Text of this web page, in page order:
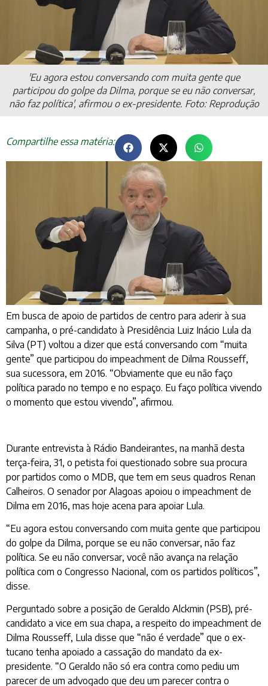
'Eu agora estou conversando com muita gente que
participou do golpe da Dilma, porque se eu não conversar,
não faz política', afirmou o ex-presidente. Foto: Reprodução
Compartilhe essa matéria:
Em busca de apoio de partidos de centro para aderir à sua
campanha, o pré-candidato à Presidência Luiz Inácio Lula da
Silva (PT) voltou a dizer que está conversando com “muita
gente” que participou do impeachment de Dilma Rousseff,
sua sucessora, em 2016. “Obviamente que eu não faço
política parado no tempo e no espaço. Eu faço política vivendo
o momento que estou vivendo”, afirmou.
Durante entrevista à Rádio Bandeirantes, na manhã desta
terça-feira, 31, o petista foi questionado sobre sua procura
por partidos como o MDB, que tem em seus quadros Renan
Calheiros. O senador por Alagoas apoiou o impeachment de
Dilma em 2016, mas hoje acena para apoiar Lula.
“Eu agora estou conversando com muita gente que participou
do golpe da Dilma, porque se eu não conversar, não faz
política. Se eu não conversar, você não avança na relação
política com o Congresso Nacional, com os partidos políticos”,
disse.
Perguntado sobre a posição de Geraldo Alckmin (PSB), pré-
candidato a vice em sua chapa, a respeito do impeachment de
Dilma Rousseff, Lula disse que “não é verdade” que o ex-
tucano tenha apoiado a cassação do mandato da ex-
presidente. “O Geraldo não só era contra como pediu um
parecer de um advogado que deu um parecer contra o